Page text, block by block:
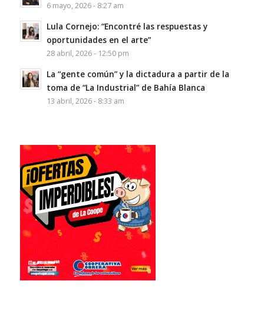
6 mayo, 2026 - 8:27 am
Lula Cornejo: “Encontré las respuestas y
oportunidades en el arte”
28 abril, 2026 - 12:50 pm
La “gente común” y la dictadura a partir de la
toma de “La Industrial” de Bahía Blanca
13 abril, 2026 - 8:33 am